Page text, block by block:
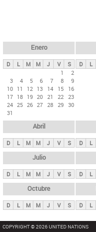
ds
p
n
c
i
p
l
e
s
Enero
D L M M J V
S
1
2
3
4 5 6 7 8
9
10 11 12 13 14 15
16
17 18 19 20 21 22 23
24 25 26 27 28 29 30
31
D L
Abril
D L M M J V S D L
Julio
D L M M J V S D L
Octubre
D L M M J V S D L
COPYRIGHT © 2026 UNITED NATIONS